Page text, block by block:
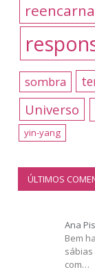
sombra
Universo
yin-yang
ÚLTIMOS
Ana
Bem
com…